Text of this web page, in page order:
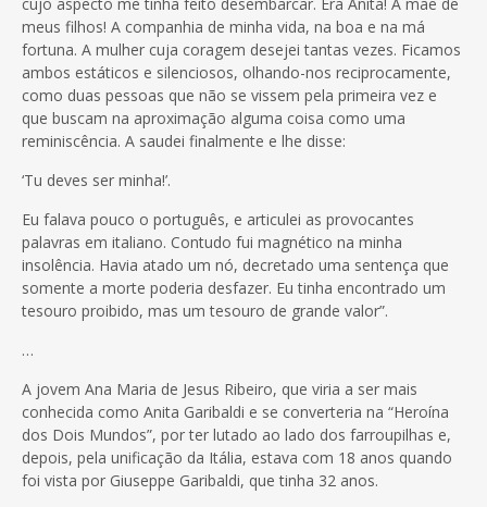
meus filhos! A companhia de minha vida, na boa e na má
fortuna. A mulher cuja coragem desejei tantas vezes. Ficamos
ambos estáticos e silenciosos, olhando-nos reciprocamente,
como duas pessoas que não se vissem pela primeira vez e
que buscam na aproximação alguma coisa como uma
reminiscência. A saudei finalmente e lhe disse:
‘Tu deves ser minha!’.
Eu falava pouco o português, e articulei as provocantes
palavras em italiano. Contudo fui magnético na minha
insolência. Havia atado um nó, decretado uma sentença que
somente a morte poderia desfazer. Eu tinha encontrado um
tesouro proibido, mas um tesouro de grande valor”.
…
A jovem Ana Maria de Jesus Ribeiro, que viria a ser mais
conhecida como Anita Garibaldi e se converteria na “Heroína
dos Dois Mundos”, por ter lutado ao lado dos farroupilhas e,
depois, pela unificação da Itália, estava com 18 anos quando
foi vista por Giuseppe Garibaldi, que tinha 32 anos.